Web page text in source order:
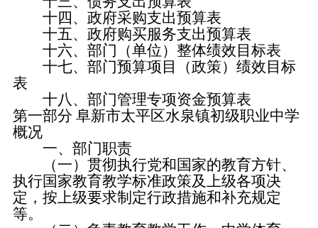
十四、政府采购支出预算表
十五、政府购买服务支出预算表
十六、部门（单位）整体绩效目标表
十七、部门预算项目（政策）绩效目标
表
十八、部门管理专项资金预算表
第一部分 阜新市太平区水泉镇初级职业中学
概况
一、部门职责
（一）贯彻执行党和国家的教育方针、
执行国家教育教学标准政策及上级各项决
定，按上级要求制定行政措施和补充规定
等。